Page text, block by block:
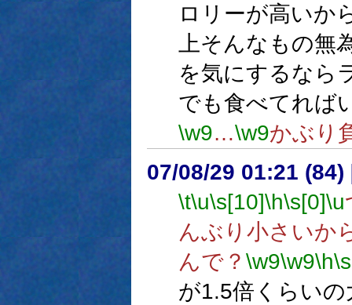
ロリーが高いか
上そんなもの無
を気にするなら
でも食べてれば
\w9…\w9かぶり
07/08/29 01:21 (84)
\t\u\s[10]\h\s[0]\u
んぶり小さいか
んで？ \w9\w9\h
が1.5倍くらい